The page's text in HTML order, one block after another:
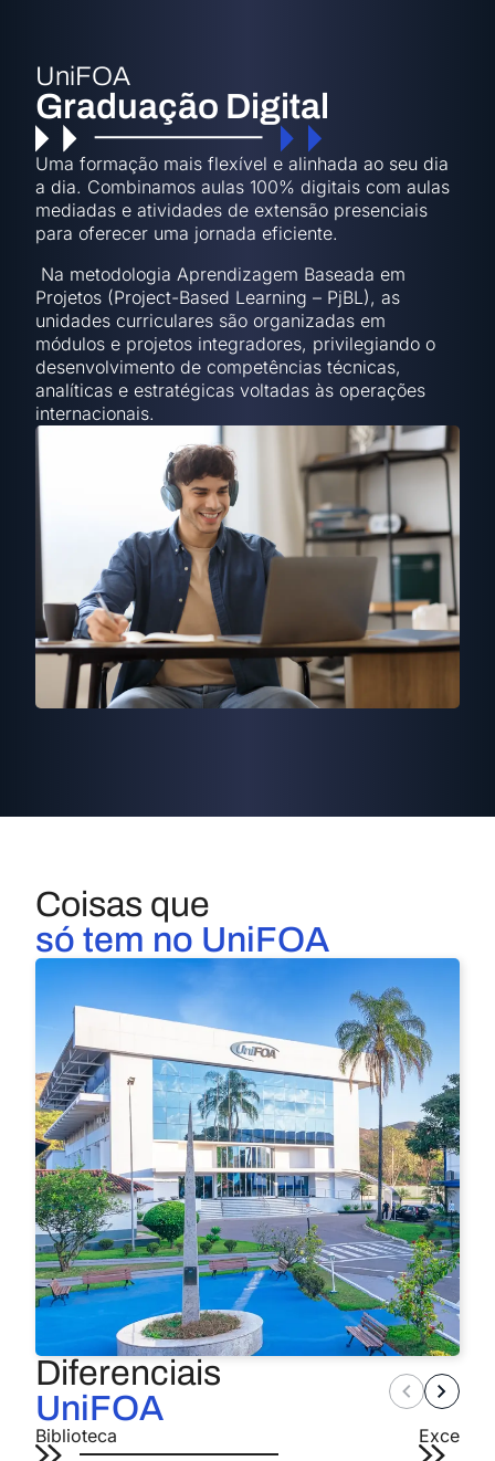
UniFOA
Graduação Digital
Uma formação mais flexível e alinhada ao seu dia
a dia. Combinamos aulas 100% digitais com aulas
mediadas e atividades de extensão presenciais
para oferecer uma jornada eficiente.
Na metodologia Aprendizagem Baseada em
Projetos (Project-Based Learning – PjBL), as
unidades curriculares são organizadas em
módulos e projetos integradores, privilegiando o
desenvolvimento de competências técnicas,
analíticas e estratégicas voltadas às operações
internacionais.
Coisas que
só tem no UniFOA
Diferenciais
UniFOA
Biblioteca